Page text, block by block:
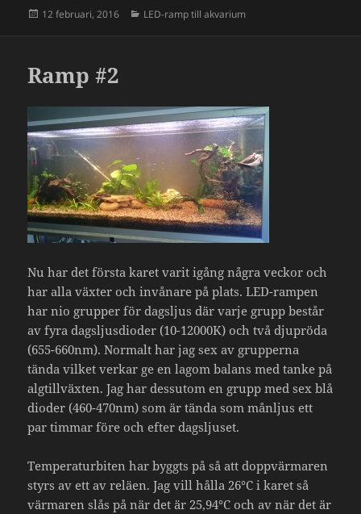
Postat
12 februari, 2016 Kategorier
LED-ramp till akvarium
Ramp #2
Nu har det första karet varit igång några veckor och
har alla växter och invånare på plats. LED-rampen
har nio grupper för dagsljus där varje grupp består
av fyra dagsljusdioder (10-12000K) och två djupröda
(655-660nm). Normalt har jag sex av grupperna
tända vilket verkar ge en lagom balans med tanke på
algtillväxten. Jag har dessutom en grupp med sex blå
dioder (460-470nm) som är tända som månljus ett
par timmar före och efter dagsljuset.
Temperaturbiten har byggts på så att doppvärmaren
styrs av ett av reläen. Jag vill hålla 26°C i karet så
värmaren slås på när det är 25,94°C och av när det är